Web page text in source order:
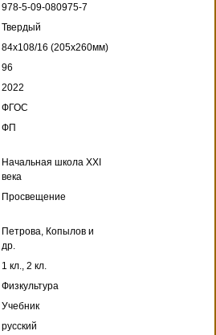
978-5-09-080975-7
Твердый
84x108/16 (205x260мм)
96
2022
ФГОС
ФП
Начальная школа XXI
века
Просвещение
Петрова, Копылов и
др.
1 кл., 2 кл.
Физкультура
Учебник
русский